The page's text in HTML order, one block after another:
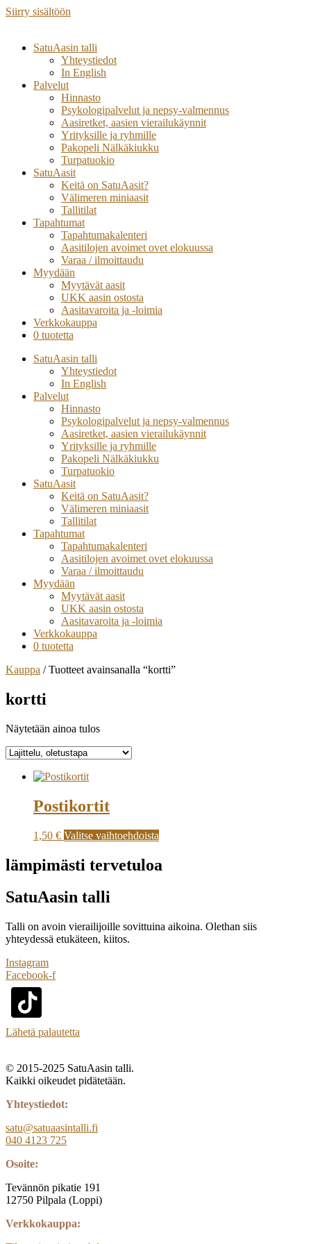
Siirry sisältöön
SatuAasin talli
Yhteystiedot
In English
Palvelut
Hinnasto
Psykologipalvelut ja nepsy-valmennus
Aasiretket, aasien vierailukäynnit
Yrityksille ja ryhmille
Pakopeli Nälkäkiukku
Turpatuokio
SatuAasit
Keitä on SatuAasit?
Välimeren miniaasit
Tallitilat
Tapahtumat
Tapahtumakalenteri
Aasitilojen avoimet ovet elokuussa
Varaa / ilmoittaudu
Myydään
Myytävät aasit
UKK aasin ostosta
Aasitavaroita ja -loimia
Verkkokauppa
0 tuotetta
SatuAasin talli
Yhteystiedot
In English
Palvelut
Hinnasto
Psykologipalvelut ja nepsy-valmennus
Aasiretket, aasien vierailukäynnit
Yrityksille ja ryhmille
Pakopeli Nälkäkiukku
Turpatuokio
SatuAasit
Keitä on SatuAasit?
Välimeren miniaasit
Tallitilat
Tapahtumat
Tapahtumakalenteri
Aasitilojen avoimet ovet elokuussa
Varaa / ilmoittaudu
Myydään
Myytävät aasit
UKK aasin ostosta
Aasitavaroita ja -loimia
Verkkokauppa
0 tuotetta
Kauppa / Tuotteet avainsanalla “kortti”
kortti
Näytetään ainoa tulos
Postikortit
1,50 € Valitse vaihtoehdoista
lämpimästi tervetuloa
SatuAasin talli
Talli on avoin vierailijoille sovittuina aikoina. Olethan siis
yhteydessä etukäteen, kiitos.
Instagram
Facebook-f
Lähetä palautetta
© 2015-2025 SatuAasin talli.
Kaikki oikeudet pidätetään.
Yhteystiedot:
satu@satuaasintalli.fi
040 4123 725
Osoite:
Tevännön pikatie 191
12750 Pilpala (Loppi)
Verkkokauppa: